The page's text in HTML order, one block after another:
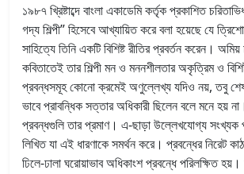
১৯৮৭ খ্রিষ্টাব্দে বাংলা একাডেমি কর্তৃক প্রকাশিত
গদ্য শিল্পী” হিসেবে আখ্যায়িত করে বলা হয়েছে যে
সাহিত্যে তিনি একটি বিশিষ্ট রীতির প্রবর্তন করেন।
কবিতাতেই তার শিল্পী মন ও মননশীলতার অকৃত্রিম ও
প্রবন্ধসমূহ কোনো ক্রমেই অণুল্লেখ্য যদিও নয়, তবু শেষ
ভাবে প্রাবন্ধিক সত্তার অধিকারী ছিলেন বলে মনে হয়
প্রবন্ধগুলি তার প্রমাণ। এ-ছাড়া উল্লেখযোগ্য সংখ্যক
লিখিত যা এই ধারণাকে সমর্থন করে। প্রবন্ধের নিরেট
ঢিলে-ঢালা ঘরোয়াভাব অধিকাংশ প্রবন্ধে পরিলক্ষিত